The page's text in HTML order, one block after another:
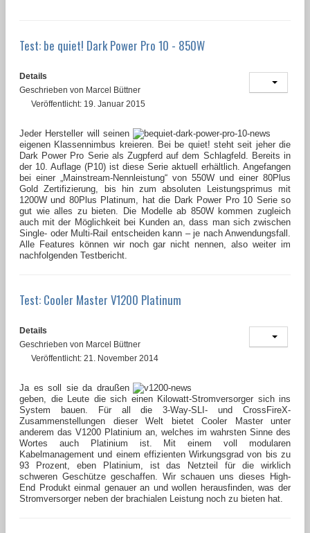
Test: be quiet! Dark Power Pro 10 - 850W
Details
Geschrieben von Marcel Büttner
Veröffentlicht: 19. Januar 2015
Jeder Hersteller will seinen
eigenen Klassennimbus kreieren. Bei be quiet! steht seit jeher die
Dark Power Pro Serie als Zugpferd auf dem Schlagfeld. Bereits in
der 10. Auflage (P10) ist diese Serie aktuell erhältlich. Angefangen
bei einer „Mainstream-Nennleistung“ von 550W und einer 80Plus
Gold Zertifizierung, bis hin zum absoluten Leistungsprimus mit
1200W und 80Plus Platinum, hat die Dark Power Pro 10 Serie so
gut wie alles zu bieten. Die Modelle ab 850W kommen zugleich
auch mit der Möglichkeit bei Kunden an, dass man sich zwischen
Single- oder Multi-Rail entscheiden kann – je nach Anwendungsfall.
Alle Features können wir noch gar nicht nennen, also weiter im
nachfolgenden Testbericht.
Test: Cooler Master V1200 Platinum
Details
Geschrieben von Marcel Büttner
Veröffentlicht: 21. November 2014
Ja es soll sie da draußen
geben, die Leute die sich einen Kilowatt-Stromversorger sich ins
System bauen. Für all die 3-Way-SLI- und CrossFireX-
Zusammenstellungen dieser Welt bietet Cooler Master unter
anderem das V1200 Platinium an, welches im wahrsten Sinne des
Wortes auch Platinium ist. Mit einem voll modularen
Kabelmanagement und einem effizienten Wirkungsgrad von bis zu
93 Prozent, eben Platinium, ist das Netzteil für die wirklich
schweren Geschütze geschaffen. Wir schauen uns dieses High-
End Produkt einmal genauer an und wollen herausfinden, was der
Stromversorger neben der brachialen Leistung noch zu bieten hat.